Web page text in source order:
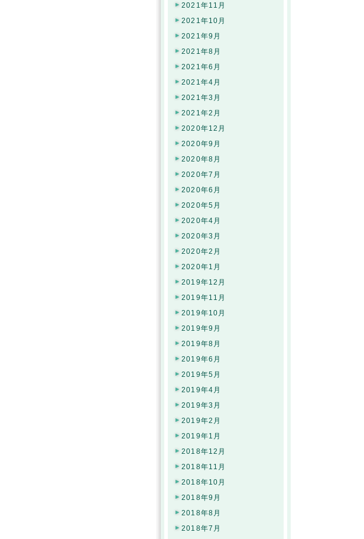
2021年11月
2021年10月
2021年9月
2021年8月
2021年6月
2021年4月
2021年3月
2021年2月
2020年12月
2020年9月
2020年8月
2020年7月
2020年6月
2020年5月
2020年4月
2020年3月
2020年2月
2020年1月
2019年12月
2019年11月
2019年10月
2019年9月
2019年8月
2019年6月
2019年5月
2019年4月
2019年3月
2019年2月
2019年1月
2018年12月
2018年11月
2018年10月
2018年9月
2018年8月
2018年7月